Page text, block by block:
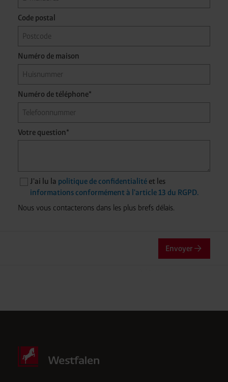
Code postal
Numéro de maison
Numéro de téléphone*
Votre question*
J'ai lu la politique de confidentialitéet les
informations conformément à l'article 13 du RGPD.
Nous vous contacterons dans les plus brefs délais.
Envoyer